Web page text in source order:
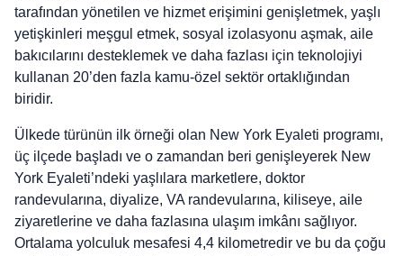
tarafından yönetilen ve hizmet erişimini genişletmek, yaşlı
yetişkinleri meşgul etmek, sosyal izolasyonu aşmak, aile
bakıcılarını desteklemek ve daha fazlası için teknolojiyi
kullanan 20’den fazla kamu-özel sektör ortaklığından
biridir.
Ülkede türünün ilk örneği olan New York Eyaleti programı,
üç ilçede başladı ve o zamandan beri genişleyerek New
York Eyaleti’ndeki yaşlılara marketlere, doktor
randevularına, diyalize, VA randevularına, kiliseye, aile
ziyaretlerine ve daha fazlasına ulaşım imkânı sağlıyor.
Ortalama yolculuk mesafesi 4,4 kilometredir ve bu da çoğu